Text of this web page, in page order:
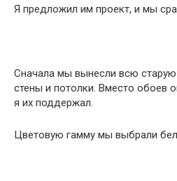
Я предложил им проект, и мы
Сначала мы вынесли всю
стены и потолки. Вместо обоев
я их поддержал.
Цветовую гамму мы выбрали